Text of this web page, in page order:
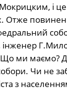
і це
Отже повинен
інженер
Що ми маємо?
Чи не
з